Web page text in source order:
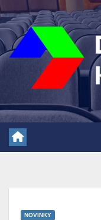
Skip
to
content
NOVINKY